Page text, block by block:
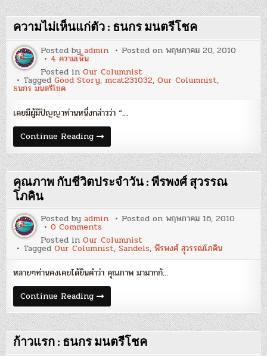
:
กริช
ชาติ
ว่องไว
ได้
เกิด
จาก
คน
เพียง
คน
เดียว
กริช
ชาติ
ลิขิต
ความไม่เห็นแก่ตัว : ธนกร มนตรีโชค
Posted byadmin Posted onพฤษภาคม 20, 2010
4 ความเห็นบน
ความ
ไม่
เห็น
ตัว
:
ธนกร
มนตรี
โชค
Posted inOur Columnist
TaggedGood Story, mcat231032,Our Columnist,
ธนกร มนตรีโชค
เคยมีผู้มีปัญญาท่านหนึ่งกล่าวว่า “…
Continue Readingความ
ไม่
เห็น
แก่
ตัว
:
ธนกร
คุณภาพ กับชีวิตประจำวัน : พีรพงศ์ สุวรรณ
โภคิน
Posted byadmin Posted onพฤษภาคม 16, 2010
0 Comments
คุณภาพ
กับ
ชีวิต
ประจำ
วัน
:
พีร
พงศ์
สุวรรณ
โภคิน
Posted inOur Columnist
TaggedOur Columnist,Sandels,พีรพงศ์ สุวรรณโภคิน
หลายๆท่านคงเคยได้ยินคำว่า คุณภาพ มามากกั…
Continue Readingคุณภาพ
กับ
ชีวิต
ประจำ
วัน
:
พีร
ก้าวแรก : ธนกร มนตรีโชค